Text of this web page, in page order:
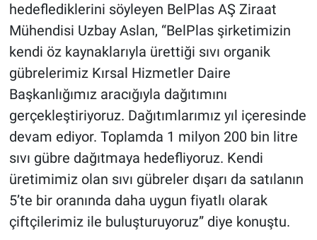
hedeflediklerini söyleyen BelPlas AŞ Ziraat
Mühendisi Uzbay Aslan, “BelPlas şirketimizin
kendi öz kaynaklarıyla ürettiği sıvı organik
gübrelerimiz Kırsal Hizmetler Daire
Başkanlığımız aracığıyla dağıtımını
gerçekleştiriyoruz. Dağıtımlarımız yıl içeresinde
devam ediyor. Toplamda 1 milyon 200 bin litre
sıvı gübre dağıtmaya hedefliyoruz. Kendi
üretimimiz olan sıvı gübreler dışarı da satılanın
5’te bir oranında daha uygun fiyatlı olarak
çiftçilerimiz ile buluşturuyoruz” diye konuştu.